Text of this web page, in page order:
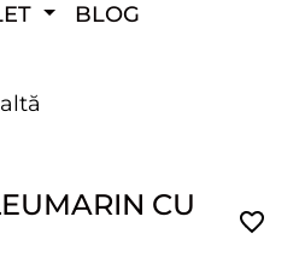
BLOG
CU